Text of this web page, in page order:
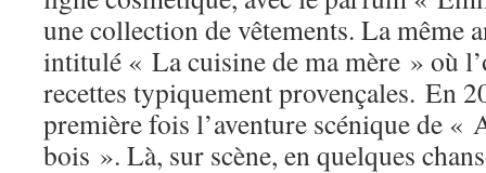
une collection de vêtements. La même
intitulé « La cuisine de ma mère » où
recettes typiquement provençales. En
première fois l’aventure scénique de «
bois ». Là, sur scène, en quelques